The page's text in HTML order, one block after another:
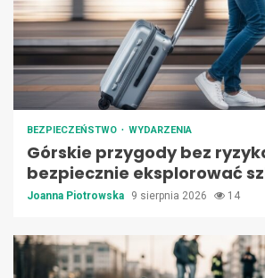
BEZPIECZEŃSTWO WYDARZENIA
Górskie przygody bez
bezpiecznie eksplorować
Joanna Piotrowska 9 sierpnia 2026 14